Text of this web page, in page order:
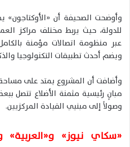
وأوضحت الصحيفة أن «الأوكتاجون»
للدولة، حيث يربط مختلف مراكز
عبر منظومة اتصالات مؤمنة
ويضم أحدث تطبيقات التكنولوجيا
مبانٍ رئيسية مثمنة الأضلاع تتصل
وصولاً إلى مبنيي القيادة المركزيين.